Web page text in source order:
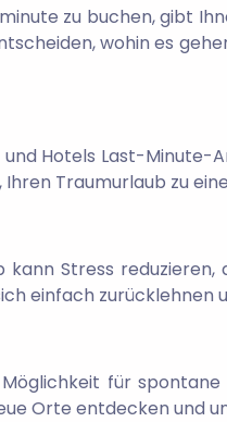
zu buchen, gibt
wohin es
Hotels Last-Minute-
Traumurlaub zu
Stress
einfach
für
Orte entdecken und